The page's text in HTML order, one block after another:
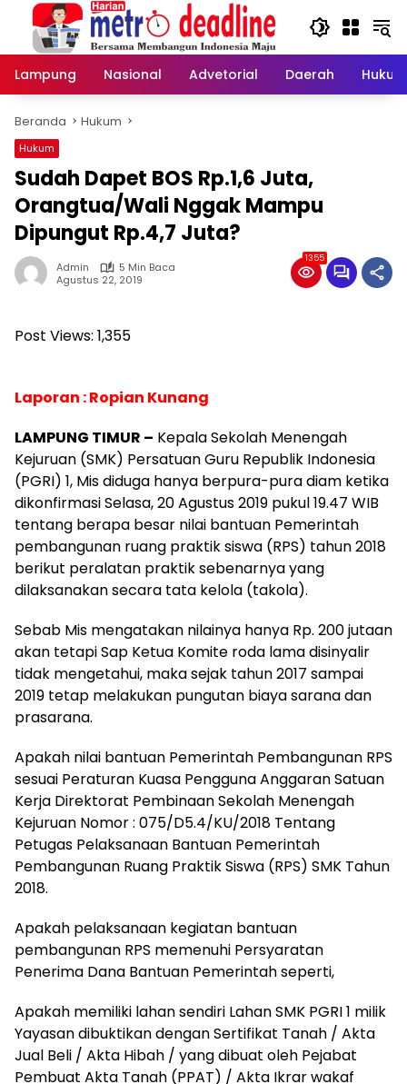
Langsung
konten
Lampung
Nasional Advetorial Daerah Hukum
Beranda Hukum
Hukum
Sudah Dapet BOS Rp.1,6 Juta,
Orangtua/Wali Nggak Mampu
Dipungut Rp.4,7 Juta?
Admin
5 Min Baca
Agustus 22, 2019
1355
Post Views: 1,355
Laporan : Ropian Kunang
LAMPUNG TIMUR – Kepala Sekolah Menengah
Kejuruan (SMK) Persatuan Guru Republik Indonesia
(PGRI) 1, Mis diduga hanya berpura-pura diam ketika
dikonfirmasi Selasa, 20 Agustus 2019 pukul 19.47 WIB
tentang berapa besar nilai bantuan Pemerintah
pembangunan ruang praktik siswa (RPS) tahun 2018
berikut peralatan praktik sebenarnya yang
dilaksanakan secara tata kelola (takola).
Sebab Mis mengatakan nilainya hanya Rp. 200 jutaan
akan tetapi Sap Ketua Komite roda lama disinyalir
tidak mengetahui, maka sejak tahun 2017 sampai
2019 tetap melakukan pungutan biaya sarana dan
prasarana.
Apakah nilai bantuan Pemerintah Pembangunan RPS
sesuai Peraturan Kuasa Pengguna Anggaran Satuan
Kerja Direktorat Pembinaan Sekolah Menengah
Kejuruan Nomor : 075/D5.4/KU/2018 Tentang
Petugas Pelaksanaan Bantuan Pemerintah
Pembangunan Ruang Praktik Siswa (RPS) SMK Tahun
2018.
Apakah pelaksanaan kegiatan bantuan
pembangunan RPS memenuhi Persyaratan
Penerima Dana Bantuan Pemerintah seperti,
Apakah memiliki lahan sendiri Lahan SMK PGRI 1 milik
Yayasan dibuktikan dengan Sertifikat Tanah / Akta
Jual Beli / Akta Hibah / yang dibuat oleh Pejabat
Pembuat Akta Tanah (PPAT) / Akta Ikrar wakaf